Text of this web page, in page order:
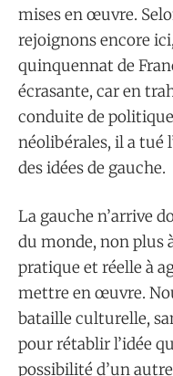
mises en œuvre.
rejoignons encore
quinquennat de
écrasante, car en
conduite de
néolibérales, il a tué
des idées de gauche.
La gauche n’arrive
du monde, non plus
pratique et réelle à
mettre en œuvre.
bataille culturelle,
pour rétablir l’idée
possibilité d’un